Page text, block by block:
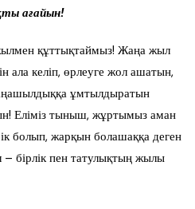
ағайын!
құттықтаймыз! Жаңа жыл
ала келіп, өрлеуге жол ашатын,
ұмтылдыратын
Еліміз тыныш, жұртымыз аман
болып, жарқын болашаққа деген
бірлік пен татулықтың жылы